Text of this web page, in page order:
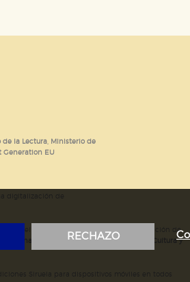
la Lectura, Ministerio de
Generation EU
del posicionamiento en Google; ampliación de
por el Ministerio de Educación, Cultura y
RECHAZO